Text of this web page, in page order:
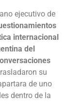
ejecutivo de
internacional
del
su
de uno
dentro de la